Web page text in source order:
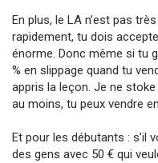
En plus, le LA n’est pas
rapidement, tu dois
énorme. Donc même si tu
% en slippage quand tu
appris la leçon. Je ne
au moins, tu peux vendre
Et pour les débutants : s’il
des gens avec 50 € qui